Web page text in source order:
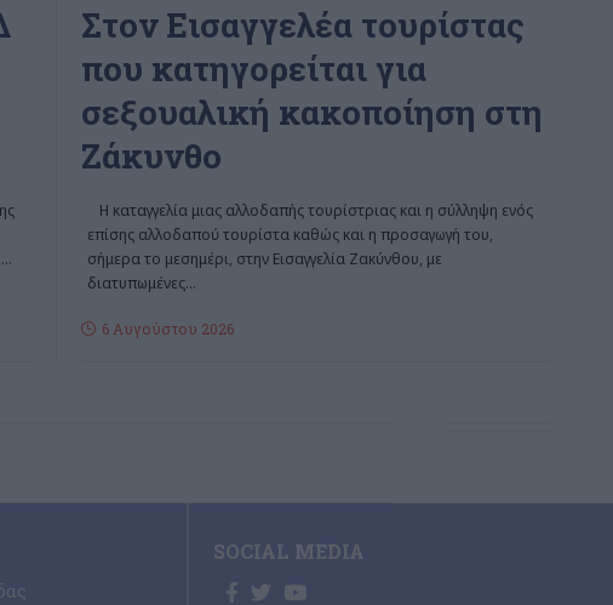
…
Στον Εισαγγελέα τουρίστας
που κατηγορείται για
σεξουαλική κακοποίηση στη
Ζάκυνθο
Η καταγγελία μιας αλλοδαπής τουρίστριας και η σύλληψη ενός
επίσης αλλοδαπού τουρίστα καθώς και η προσαγωγή του,
σήμερα το μεσημέρι, στην Εισαγγελία Ζακύνθου, με
διατυπωμένες…
6 Αυγούστου 2026
SOCIAL MEDIA